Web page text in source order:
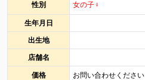
性別 女の子♀
生年月日
出生地
店舗名
価格 お問い合わせください